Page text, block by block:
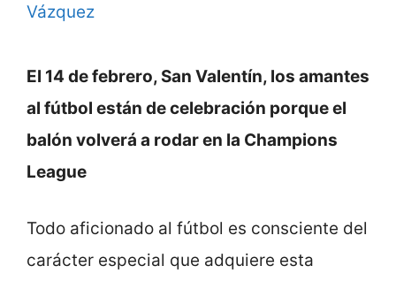
Vázquez
El 14 de febrero, San Valentín, los amantes
al fútbol están de celebración porque el
balón volverá a rodar en la Champions
League
Todo aficionado al fútbol es consciente del
carácter especial que adquiere esta